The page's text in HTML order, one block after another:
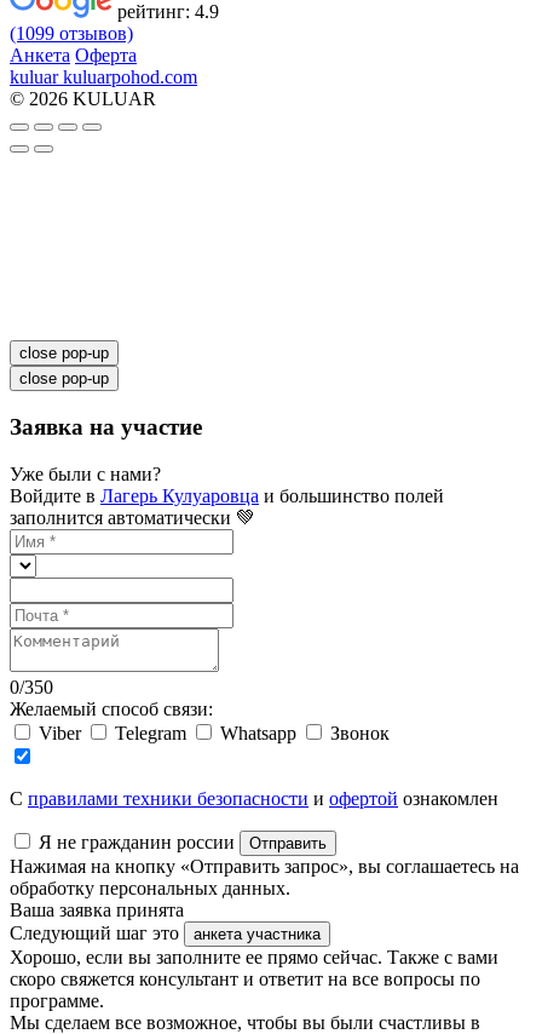
рейтинг: 4.9
(1099 отзывов)
Анкета Оферта
kuluar kuluarpohod.com
© 2026 KULUAR
close pop-up
close pop-up
Заявка на участие
Уже были с нами?
Войдите в Лагерь Кулуаровца и большинство полей
заполнится автоматически 💚
0/350
Желаемый способ связи:
Viber
Telegram Whatsapp Звонок
C правилами техники безопасности и офертой ознакомлен
Я не гражданин россии Отправить
Нажимая на кнопку «Отправить запрос», вы соглашаетесь на
обработку персональных данных.
Ваша заявка принята
Следующий шаг это
анкета участника
Хорошо, если вы заполните ее прямо сейчас. Также с вами
скоро свяжется консультант и ответит на все вопросы по
программе.
Мы сделаем все возможное, чтобы вы были счастливы в